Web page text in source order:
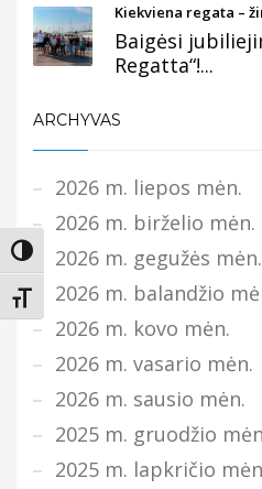
Įjungti didesnį kontrastą
Keisti teksto dydį
Kiekviena regata –
Baigėsi
Regatta“!...
ARCHYVAS
2026 m. liepos mėn.
2026 m. birželio mėn.
2026 m. gegužės mėn.
2026 m. balandžio
2026 m. kovo mėn.
2026 m. vasario mėn.
2026 m. sausio mėn.
2025 m. gruodžio
2025 m. lapkričio